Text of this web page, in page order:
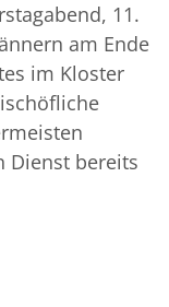
11.
am Ende
im Kloster
Dienst bereits